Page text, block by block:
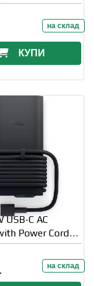
на склад
КУПИ
USB-C AC
Power Cord -
на склад